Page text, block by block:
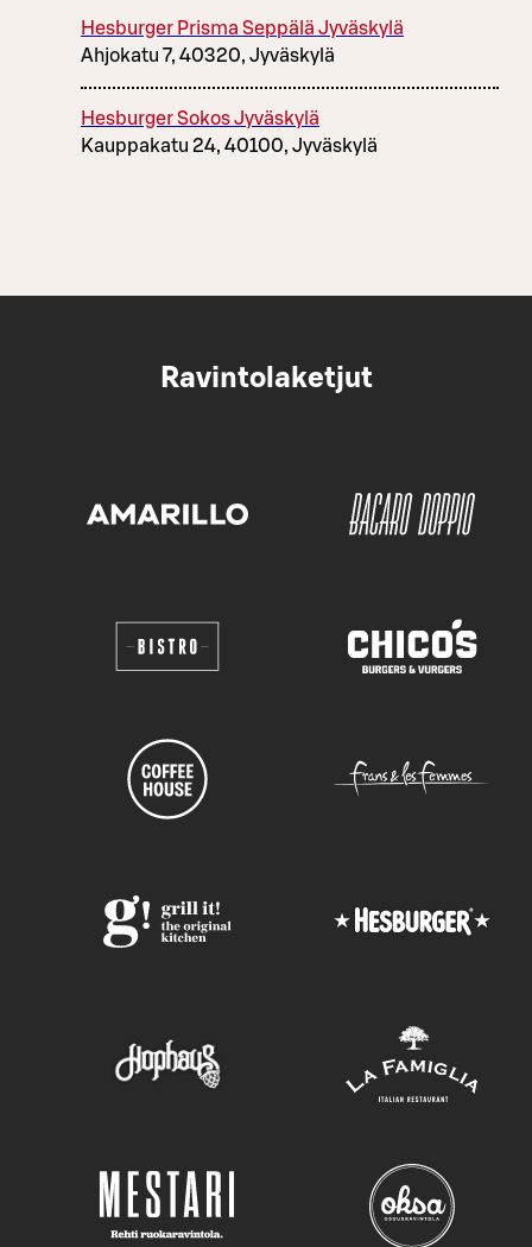
Hesburger Prisma Seppälä Jyväskylä
Ahjokatu 7, 40320, Jyväskylä
Hesburger Sokos Jyväskylä
Kauppakatu 24, 40100, Jyväskylä
Ravintolaketjut